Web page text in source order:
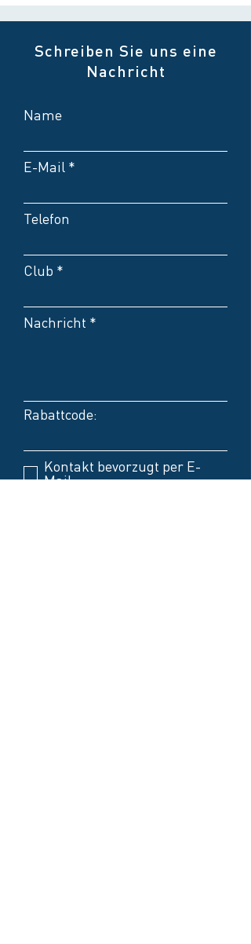
Schreiben Sie uns eine
Nachricht
Name
E-Mail
Telefon
Club
Nachricht
Rabattcode:
Kontakt bevorzugt per E-
Mail